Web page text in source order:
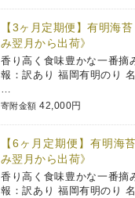
【3ヶ月定期便】有明海
み翌月から出荷》
香り高く食味豊かな一番摘
報：訳あり 福岡有明のり
…
寄附金額 42,000円
【6ヶ月定期便】有明海
み翌月から出荷》
香り高く食味豊かな一番摘
報：訳あり 福岡有明のり